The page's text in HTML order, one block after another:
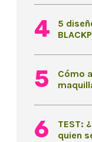
5
Cómo
TEST:
quien